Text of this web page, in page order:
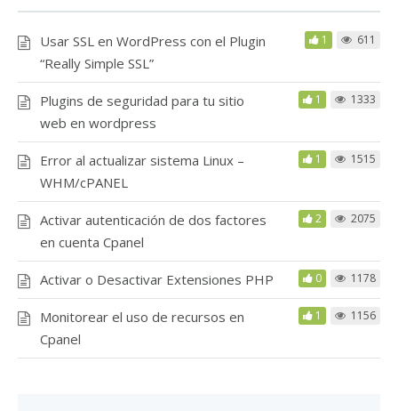
Usar SSL en WordPress con el Plugin
“Really Simple SSL”
1 611
Plugins de seguridad para tu sitio
web en wordpress
1 1333
Error al actualizar sistema Linux –
WHM/cPANEL
1 1515
Activar autenticación de dos factores
en cuenta Cpanel
2 2075
Activar o Desactivar Extensiones PHP 0 1178
Monitorear el uso de recursos en
Cpanel
1 1156